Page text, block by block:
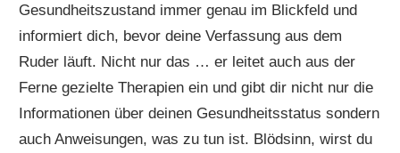
Gesundheitszustand immer genau im Blickfeld und
informiert dich, bevor deine Verfassung aus dem
Ruder läuft. Nicht nur das … er leitet auch aus der
Ferne gezielte Therapien ein und gibt dir nicht nur die
Informationen über deinen Gesundheitsstatus sondern
auch Anweisungen, was zu tun ist. Blödsinn, wirst du